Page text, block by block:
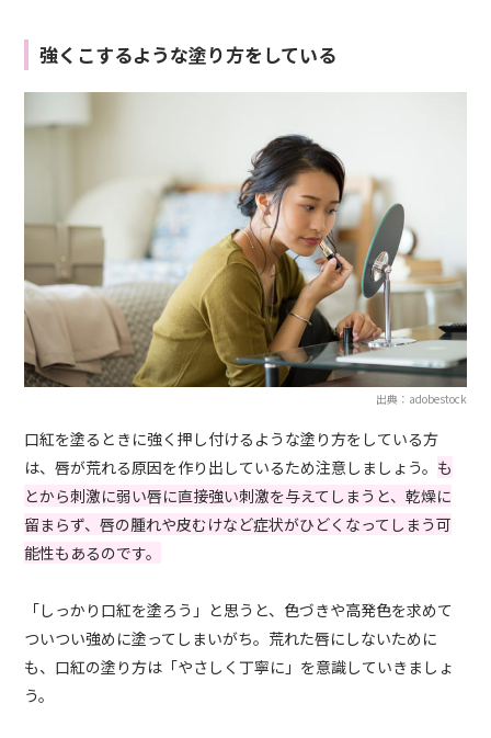
強くこするような塗り方をしている
出典：adobestock
口紅を塗るときに強く押し付けるような塗り方をしている方
は、唇が荒れる原因を作り出しているため注意しましょう。 も
とから刺激に弱い唇に直接強い刺激を与えてしまうと、乾燥に
留まらず、唇の腫れや皮むけなど症状がひどくなってしまう可
能性もあるのです。
「しっかり口紅を塗ろう」と思うと、色づきや高発色を求めて
ついつい強めに塗ってしまいがち。荒れた唇にしないために
も、口紅の塗り方は「やさしく丁寧に」を意識していきましょ
う。